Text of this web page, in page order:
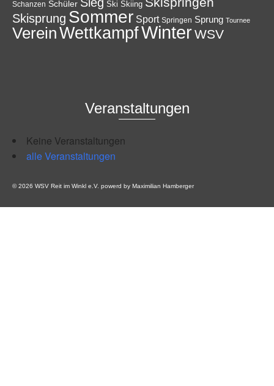
Schanzen Schüler Ski Skiing
Skisprung Sommer Sport Springen Sprung Tournee
VereinWettkampfWinterWSV
Veranstaltungen
Keine Veranstaltungen
alle Veranstaltungen
© 2026 WSV Reit im Winkl e.V. powerd by Maximilian Hamberger